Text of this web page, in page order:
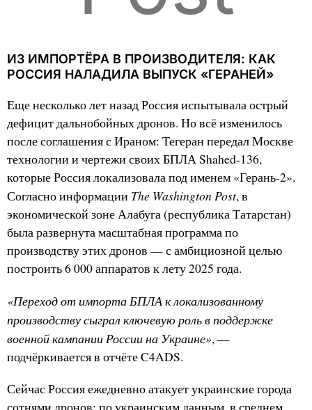
ИЗ ИМПОРТЁРА В ПРОИЗВОДИТЕЛЯ: КАК
РОССИЯ НАЛАДИЛА ВЫПУСК «ГЕРАНЕЙ»
Еще несколько лет назад Россия испытывала острый
дефицит дальнобойных дронов. Но всё изменилось
после соглашения с Ираном: Тегеран передал Москве
технологии и чертежи своих БПЛА Shahed-136,
которые Россия локализовала под именем «Герань-2».
Согласно информации The Washington Post, в
экономической зоне Алабуга (республика Татарстан)
была развернута масштабная программа по
производству этих дронов — с амбициозной целью
построить 6 000 аппаратов к лету 2025 года.
«Переход от импорта БПЛА к локализованному
производству сыграл ключевую роль в поддержке
военной кампании России на Украине», —
подчёркивается в отчёте C4ADS.
Сейчас Россия ежедневно атакует украинские города